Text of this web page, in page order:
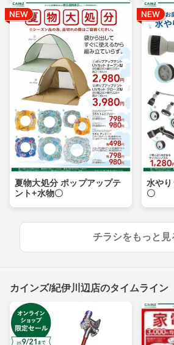
夏物大処分 ポップアップテ
ント+水物〇
水や
〇
チラシをもっと見
カインズ/紀伊川辺店のタイムライン